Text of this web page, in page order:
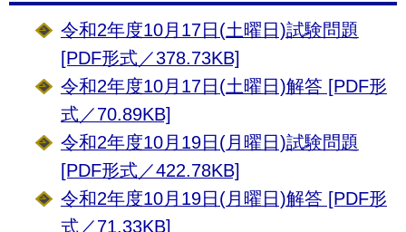
令和2年度10月17日(土曜日)試験問題
[PDF形式／378.73KB]
令和2年度10月17日(土曜日)解答 [PDF形
式／70.89KB]
令和2年度10月19日(月曜日)試験問題
[PDF形式／422.78KB]
令和2年度10月19日(月曜日)解答 [PDF形
式／71.33KB]